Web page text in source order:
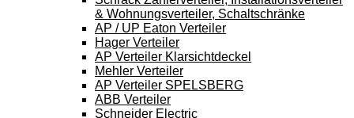
& Wohnungsverteiler, Schaltschränke
AP / UP Eaton Verteiler
Hager Verteiler
AP Verteiler Klarsichtdeckel
Mehler Verteiler
AP Verteiler SPELSBERG
ABB Verteiler
Schneider Electric